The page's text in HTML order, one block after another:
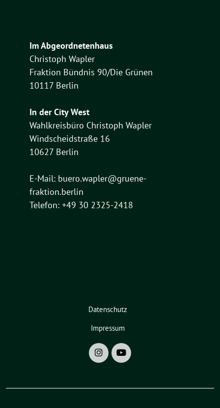
Im Abgeordnetenhaus
Christoph Wapler
Fraktion Bündnis 90/Die Grünen
10117 Berlin
In der City West
Wahlkreisbüro Christoph Wapler
Windscheidstraße 16
10627 Berlin
E-Mail: buero.wapler@gruene-
fraktion.berlin
Telefon: +49 30 2325-2418
Datenschutz
Impressum